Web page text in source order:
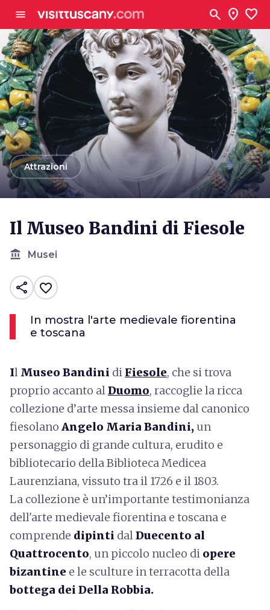
menu search location_on favorite
arrow_backAttrazioni
Il Museo Bandini di Fiesole
account_balance Musei
share favorite_border
In mostra l'arte medievale fiorentina
e toscana
Il Museo Bandini di Fiesole, che si trova
proprio accanto alDuomo, raccoglie la ricca
collezione d’arte messa insieme dal canonico
fiesolano Angelo Maria Bandini, un
personaggio di grande cultura, erudito e
bibliotecario della Biblioteca Medicea
Laurenziana, vissuto tra il 1726 e il 1803.
La collezione è un’importante testimonianza
dell'arte medievale fiorentina e toscana e
comprende dipinti dalDuecento al
Quattrocento, un piccolo nucleo di opere
bizantine e le sculture in terracotta della
bottega dei Della Robbia.